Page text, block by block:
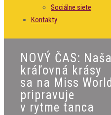
Sociálne siete
Kontakty
NOVÝ ČAS: Naša
kráľovná krásy
sa na Miss World
pripravuje
v rytme tanca